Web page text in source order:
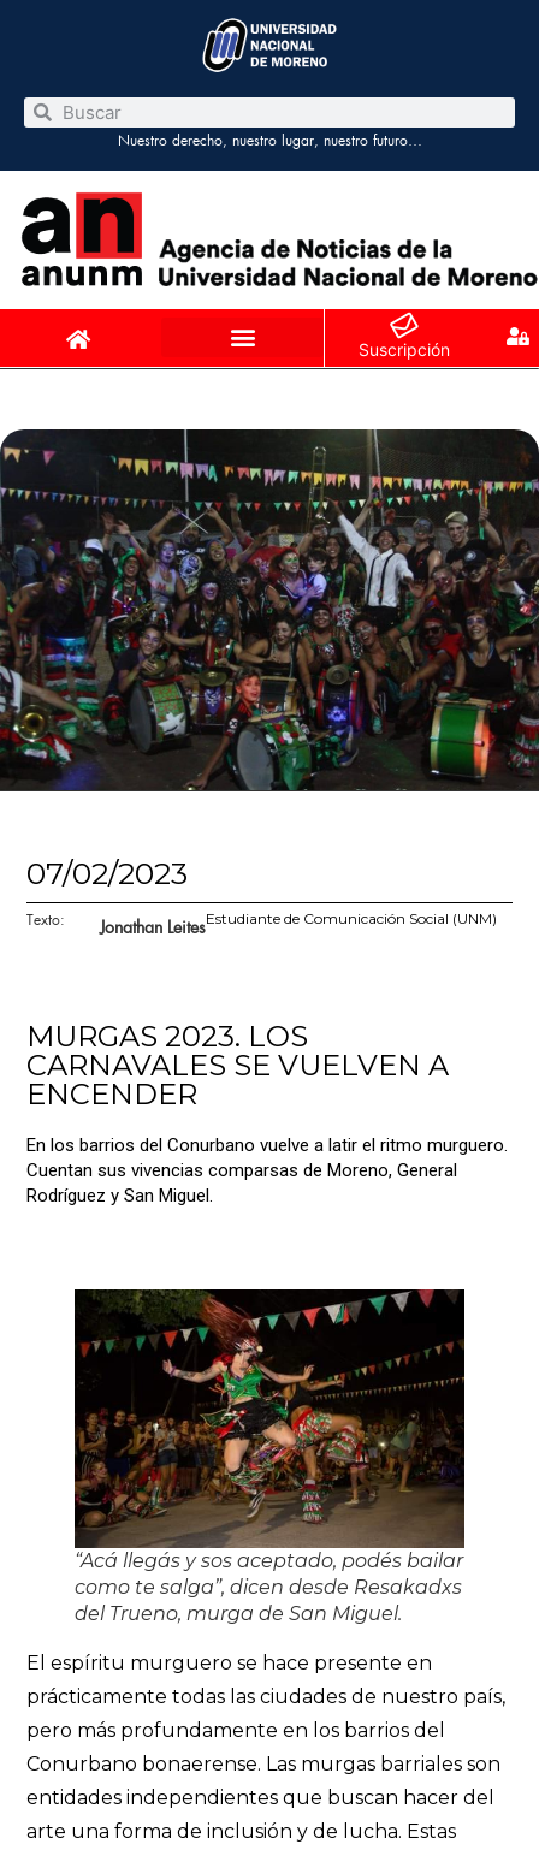
Nuestro derecho, nuestro lugar, nuestro futuro…
Suscripción
07/02/2023
Texto: Jonathan LeitesEstudiante de Comunicación Social (UNM)
MURGAS 2023. LOS
CARNAVALES SE VUELVEN A
ENCENDER
En los barrios del Conurbano vuelve a latir el ritmo murguero.
Cuentan sus vivencias comparsas de Moreno, General
Rodríguez y San Miguel.
“Acá llegás y sos aceptado, podés bailar
como te salga”, dicen desde Resakadxs
del Trueno, murga de San Miguel.
El espíritu murguero se hace presente en
prácticamente todas las ciudades de nuestro país,
pero más profundamente en los barrios del
Conurbano bonaerense. Las murgas barriales son
entidades independientes que buscan hacer del
arte una forma de inclusión y de lucha. Estas